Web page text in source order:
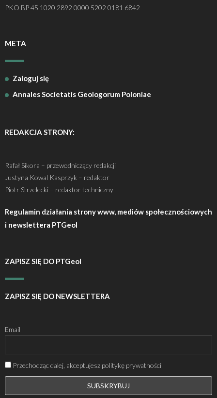
PKO BP 45 1020 2892 0000 5202 0181 6842
META
Zaloguj się
Annales Societatis Geologorum Poloniae
REDAKCJA STRONY:
Rafał Sikora – przewodniczący redakcji
Justyna Kowal Kasprzyk – redaktor
Piotr Strzelecki – redaktor techniczny
Regulamin działania strony www, mediów społecznościowych
i newslettera PTGeol
ZAPISZ SIĘ DO PTGeol
ZAPISZ SIĘ DO NEWSLETTERA
Email
Przechodząc dalej, akceptujesz politykę prywatności